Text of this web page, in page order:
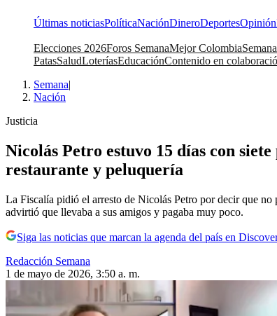
Últimas noticiasPolíticaNaciónDineroDeportesOpinión
Elecciones 2026Foros SemanaMejor Colombia
PatasSaludLoteríasEducaciónContenido en
Semana|
Nación
Justicia
Nicolás Petro estuvo 15 días con
restaurante y peluquería
La Fiscalía pidió el arresto de Nicolás Petro por decir que
advirtió que llevaba a sus amigos y pagaba muy poco.
Siga las noticias que marcan la agenda del país en
Redacción Semana
1 de mayo de 2026, 3:50 a. m.